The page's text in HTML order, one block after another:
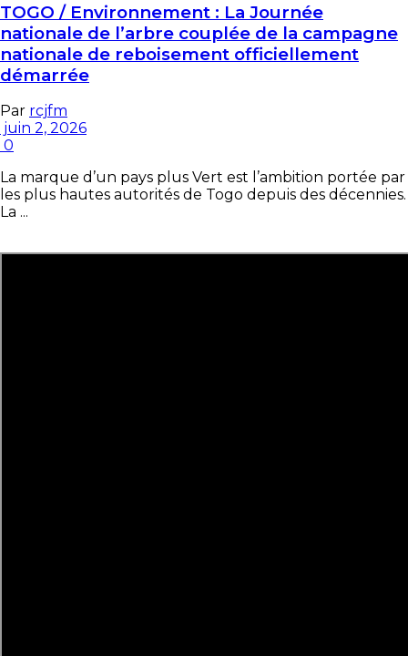
TOGO / Environnement : La Journée
nationale de l’arbre couplée de la campagne
nationale de reboisement officiellement
démarrée
Par rcjfm
juin 2, 2026
0
La marque d’un pays plus Vert est l’ambition portée par
les plus hautes autorités de Togo depuis des décennies.
La ...